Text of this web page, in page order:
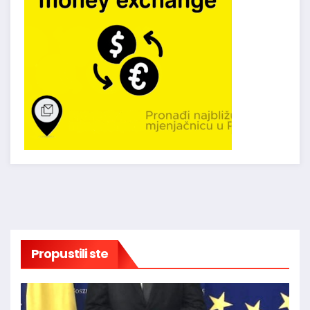
Propustili ste